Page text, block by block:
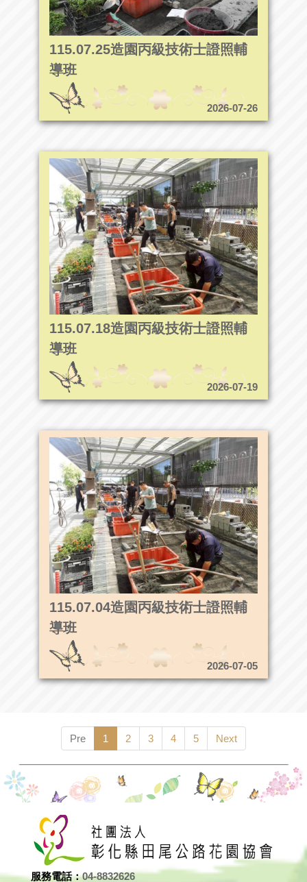
115.07.25造園丙級技術士證照輔
導班
2026-07-26
115.07.18造園丙級技術士證照輔
導班
2026-07-19
115.07.04造園丙級技術士證照輔
導班
2026-07-05
Pre 1 2 3 4 5 Next
服務電話：04-8832626